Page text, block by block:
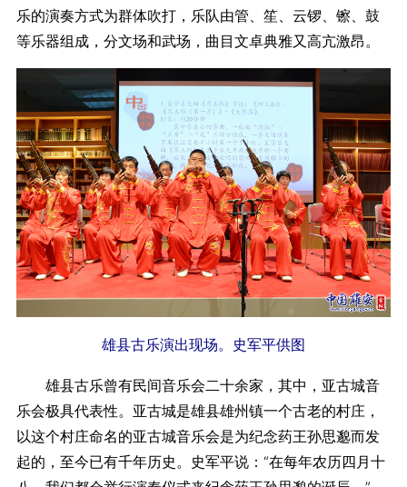
乐的演奏方式为群体吹打，乐队由管、笙、云锣、镲、鼓
等乐器组成，分文场和武场，曲目文卓典雅又高亢激昂。
雄县古乐演出现场。史军平供图
雄县古乐曾有民间音乐会二十余家，其中，亚古城音
乐会极具代表性。亚古城是雄县雄州镇一个古老的村庄，
以这个村庄命名的亚古城音乐会是为纪念药王孙思邈而发
起的，至今已有千年历史。史军平说：“在每年农历四月十